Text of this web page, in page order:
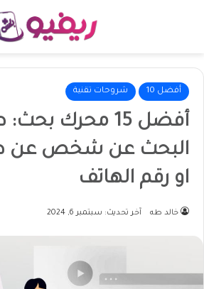
أفضل 10 شروحات تقنية
أفضل 15 محرك
البحث عن شخص عن
او رقم الهاتف
خالد طه آخر تحديث: سبتمبر 6, 2024